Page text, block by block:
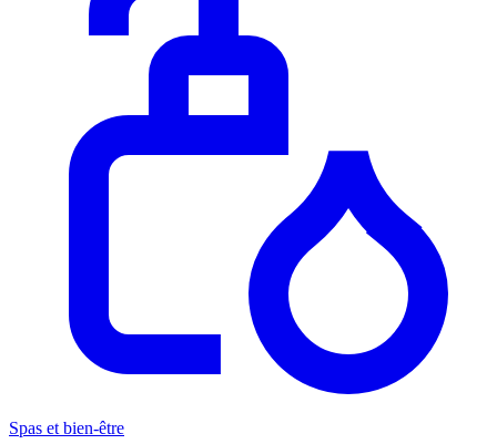
Spas et bien-être